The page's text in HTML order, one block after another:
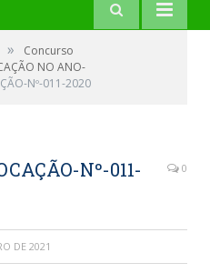
»
Concurso
NO ANO-
Nº-011-2020
Nº-011-
0
DE 2021